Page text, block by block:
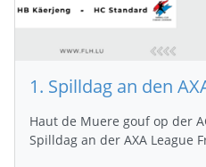
1. Spilldag an den
Haut de Muere gouf op der
Spilldag an der AXA League